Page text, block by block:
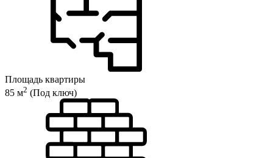
Площадь квартиры
85 м2 (Под ключ)